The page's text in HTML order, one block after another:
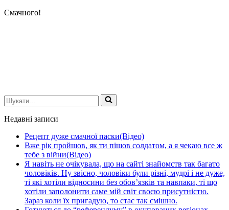
Смачного!
Шукати...
Недавні записи
Рецепт дуже смачної паски(Відео)
Вже рік пройшов, як ти пішов солдатом, а я чекаю все ж
тебе з війни(Відео)
Я навіть не очікувала, що на сайті знайомств так багато
чоловіків. Ну звісно, чоловіки були різні, мудрі і не дуже,
ті які хотіли відносини без обов’язків та навпаки, ті що
хотіли заполонити саме мій світ своєю присутністю.
Зараз коли їх пригадую, то стає так смішно.